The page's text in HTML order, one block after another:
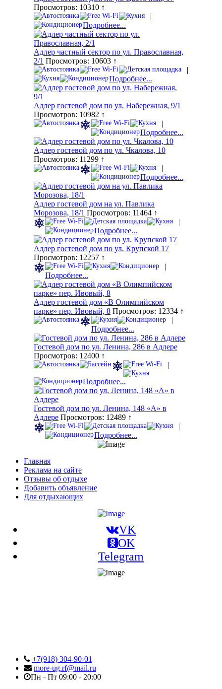
Просмотров: 10310 ↑
|
Подробнее...
Адлер частный сектор по ул. Православная,
2/1 Просмотров: 10603 ↑
|
Подробнее...
Адлер гостевой дом по ул. Набережная, 9/1
Просмотров: 10982 ↑
|
Подробнее...
Адлер гостевой дом по ул. Чкалова, 10
Просмотров: 11299 ↑
|
Подробнее...
Адлер гостевой дом на ул. Павлика
Морозова, 18/1 Просмотров: 11464 ↑
|
Подробнее...
Адлер гостевой дом по ул. Крупской 17
Просмотров: 12257 ↑
|
Подробнее...
Адлер гостевой дом «В Олимпийском
парке» пер. Ивовый, 8 Просмотров: 12334 ↑
|
Подробнее...
Гостевой дом по ул. Ленина, 286 в Адлере
Просмотров: 12400 ↑
|
Подробнее...
Гостевой дом по ул. Ленина, 148 «А» в
Адлере Просмотров: 12489 ↑
|
Подробнее...
Главная
Реклама на сайте
Отзывы об отдыхе
Добавить объявление
Для отдыхающих
VK
OK
Telegram
+7(918) 304-90-01
more-ug.rf@mail.ru
Пн - Пт 09:00 - 20:00